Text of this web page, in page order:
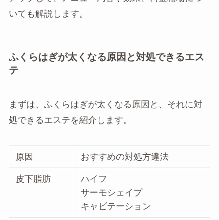
いても解説します。
ふくらはぎが太くなる原因と対処できるエス
テ
まずは、ふくらはぎが太くなる原因と、それに対
処できるエステを紹介します。
原因 おすすめの対処方違法
皮下脂肪
ハイフ
サーモシェイプ
キャビテーション